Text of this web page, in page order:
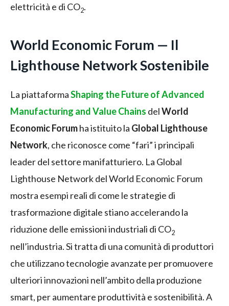
elettricità e di CO2.
World Economic Forum — Il
Lighthouse Network Sostenibile
La piattaformaShaping the Future of Advanced
Manufacturing andValue Chains delWorld
Economic Forumha istituito la Global Lighthouse
Network, che riconosce come “fari” i principali
leader del settore manifatturiero. La Global
Lighthouse Network del World Economic Forum
mostra esempi reali di come le strategie di
trasformazione digitale stiano accelerando la
riduzione delle emissioni industriali di CO2
nell’industria. Si tratta di una comunità di produttori
che utilizzano tecnologie avanzate per promuovere
ulteriori innovazioni nell’ambito della produzione
smart, per aumentare produttività e sostenibilità. A